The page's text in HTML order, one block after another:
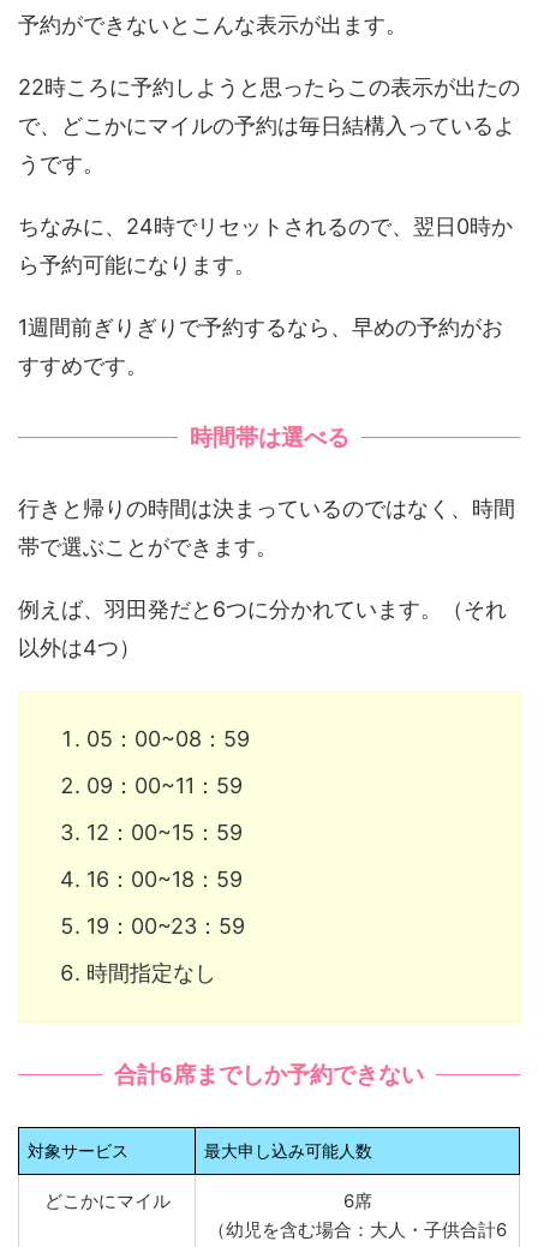
予約ができないとこんな表示が出ます。
22時ころに予約しようと思ったらこの表示が出たの
で、どこかにマイルの予約は毎日結構入っているよ
うです。
ちなみに、24時でリセットされるので、翌日0時か
ら予約可能になります。
1週間前ぎりぎりで予約するなら、早めの予約がお
すすめです。
時間帯は選べる
行きと帰りの時間は決まっているのではなく、時間
帯で選ぶことができます。
例えば、羽田発だと6つに分かれています。（それ
以外は4つ）
05：00~08：59
09：00~11：59
12：00~15：59
16：00~18：59
19：00~23：59
時間指定なし
合計6席までしか予約できない
対象サービス 最大申し込み可能人数
どこかにマイル
6席
（幼児を含む場合：大人・子供合計6